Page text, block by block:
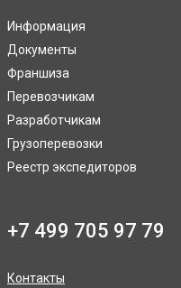
Информация
Документы
Франшиза
Перевозчикам
Разработчикам
Грузоперевозки
Реестр экспедиторов
+7 499 705 97 79
Контакты